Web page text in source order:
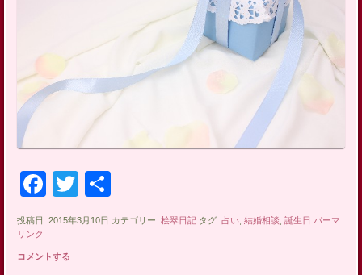
Facebook
Twitter
有
投稿日: 2015年3月10日 カテゴリー:桧翠日記 タグ:占い ,結婚相談 ,誕生日 パーマ
リンク
コメントする